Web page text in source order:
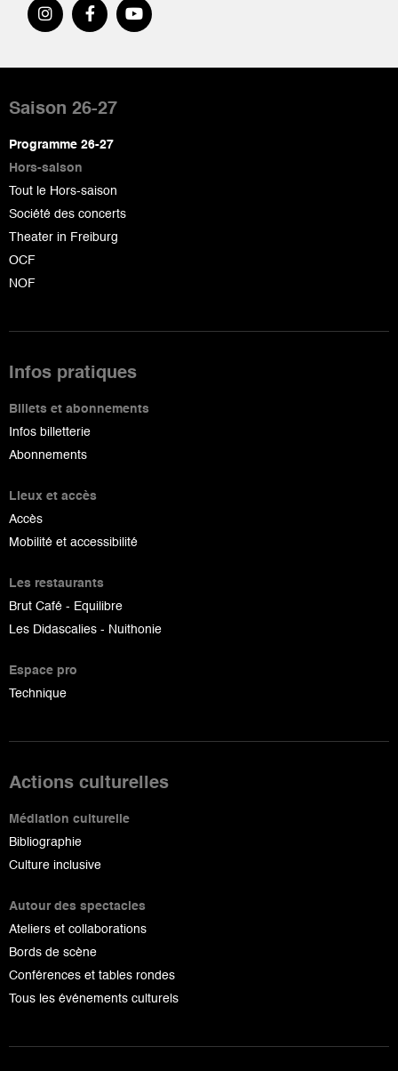
de
page
Saison 26-27
Programme 26-27
Hors-saison
Tout le Hors-saison
Société des concerts
Theater in Freiburg
OCF
NOF
Infos pratiques
Billets et abonnements
Infos billetterie
Abonnements
Lieux et accès
Accès
Mobilité et accessibilité
Les restaurants
Brut Café - Equilibre
Les Didascalies - Nuithonie
Espace pro
Technique
Actions culturelles
Médiation culturelle
Bibliographie
Culture inclusive
Autour des spectacles
Ateliers et collaborations
Bords de scène
Conférences et tables rondes
Tous les événements culturels